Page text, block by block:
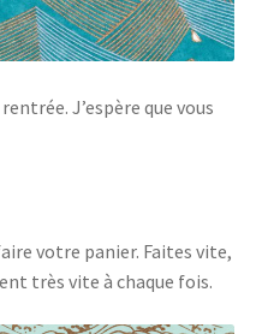
J’espère que vous
votre panier. Faites vite,
très vite à chaque fois.